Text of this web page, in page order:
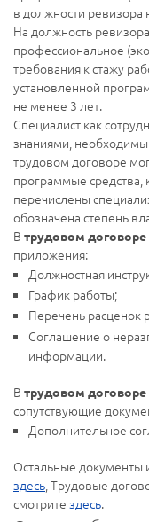
в должности ревизора
На должность
профессиональное
требования к стажу
установленной
не менее 3 лет.
Специалист как
знаниями,
трудовом договоре
программые средства,
перечислены
обозначена степень
В трудовом
приложения:
Должностная
График работы;
Перечень расценок
Соглашение о
информации.
В трудовом
сопутствующие
Дополнительное
Остальные документы
здесь , Трудовые
смотрите здесь.